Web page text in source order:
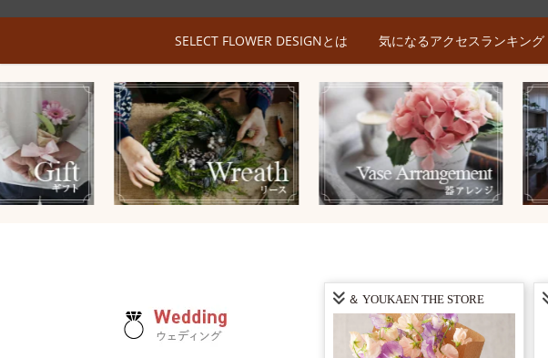
SELECT FLOWER DESIGNとは 気になるアクセスランキング
＆ YOUKAEN THE STORE